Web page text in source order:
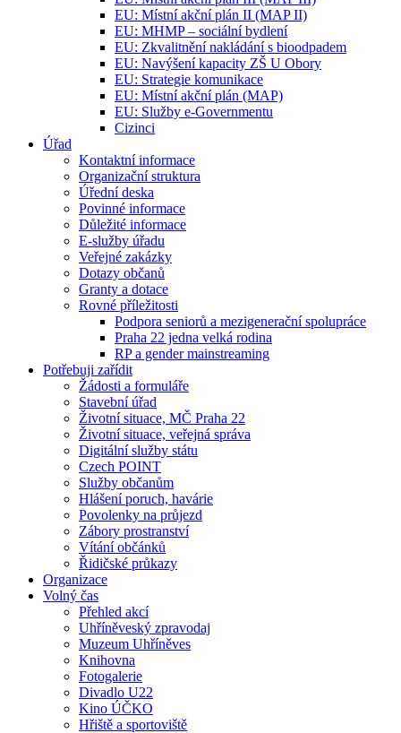
EU: Místní akční plán II (MAP II)
EU: MHMP – sociální bydlení
EU: Zkvalitnění nakládání s bioodpadem
EU: Navýšení kapacity ZŠ U Obory
EU: Strategie komunikace
EU: Místní akční plán (MAP)
EU: Služby e-Governmentu
Cizinci
Úřad
Kontaktní informace
Organizační struktura
Úřední deska
Povinné informace
Důležité informace
E-služby úřadu
Veřejné zakázky
Dotazy občanů
Granty a dotace
Rovné příležitosti
Podpora seniorů a mezigenerační spolupráce
Praha 22 jedna velká rodina
RP a gender mainstreaming
Potřebuji zařídit
Žádosti a formuláře
Stavební úřad
Životní situace, MČ Praha 22
Životní situace, veřejná správa
Digitální služby státu
Czech POINT
Služby občanům
Hlášení poruch, havárie
Povolenky na průjezd
Zábory prostranství
Vítání občánků
Řidičské průkazy
Organizace
Volný čas
Přehled akcí
Uhříněveský zpravodaj
Muzeum Uhříněves
Knihovna
Fotogalerie
Divadlo U22
Kino ÚČKO
Hřiště a sportoviště